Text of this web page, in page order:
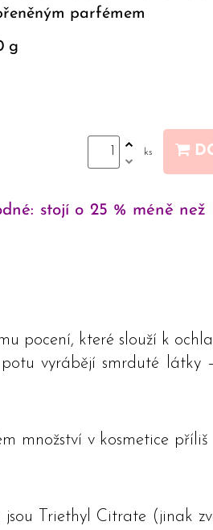
parfémem
g
ks
stojí o 25 % méně než
pocení, které slouží k
vyrábějí smrduté látky
množství v kosmetice
jsou Triethyl Citrate (jinak